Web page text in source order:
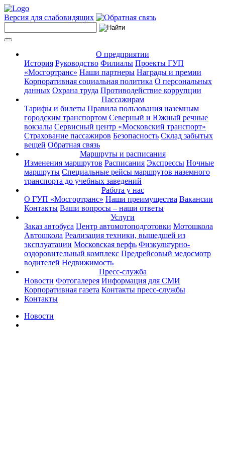
Версия для слабовидящих
О предприятии
История Руководство Филиалы Проекты ГУП
«Мосгортранс» Наши партнеры Награды и премии
Корпоративная социальная политика О персональных
данных Охрана труда Противодействие коррупции
Пассажирам
Тарифы и билеты Правила пользования наземным
городским транспортом Северный и Южный речные
вокзалы Сервисный центр «Московский транспорт»
Страхование пассажиров Безопасность Склад забытых
вещей Обратная связь
Маршруты и расписания
Изменения маршрутов Расписания Экспрессы Ночные
маршруты Специальные рейсы маршрутов наземного
транспорта до учебных заведений
Работа у нас
О ГУП «Мосгортранс» Наши преимущества Вакансии
Контакты Ваши вопросы – наши ответы
Услуги
Заказ автобуса Центр автомотоподготовки Мотошкола
Автошкола Реализация техники, вышедшей из
эксплуатации Московская верфь Физкультурно-
оздоровительный комплекс Предрейсовый медосмотр
водителей Недвижимость
Пресс-служба
Новости Фотогалерея Информация для СМИ
Корпоративная газета Контакты пресс-службы
Контакты
Новости